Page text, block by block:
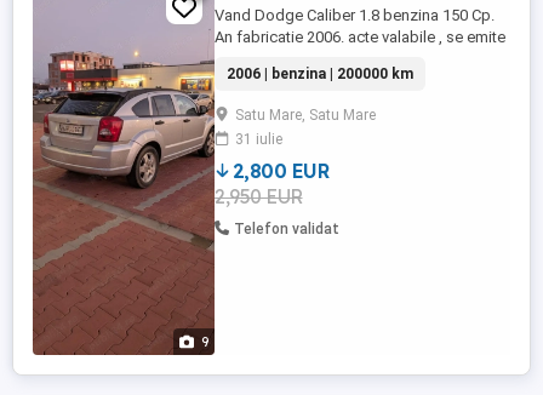
9
Vand Dodge Caliber 1.8 benzina 150 Cp.
An fabricatie 2006. acte valabile , se emite
Aer conditionat 4x airbaguri. Stare buna
de functionare.
2006 | benzina | 200000 km
Satu Mare, Satu Mare
31 iulie
2,800 EUR
2,950 EUR
Telefon validat